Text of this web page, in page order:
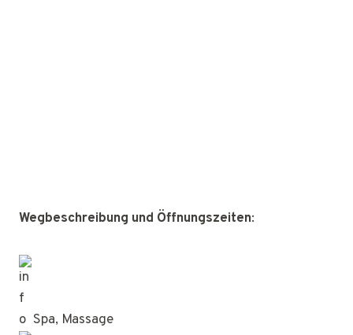
Wegbeschreibung und Öffnungszeiten:
Spa, Massage